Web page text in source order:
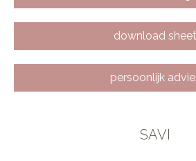
download sheet
persoonlijk
SAVI